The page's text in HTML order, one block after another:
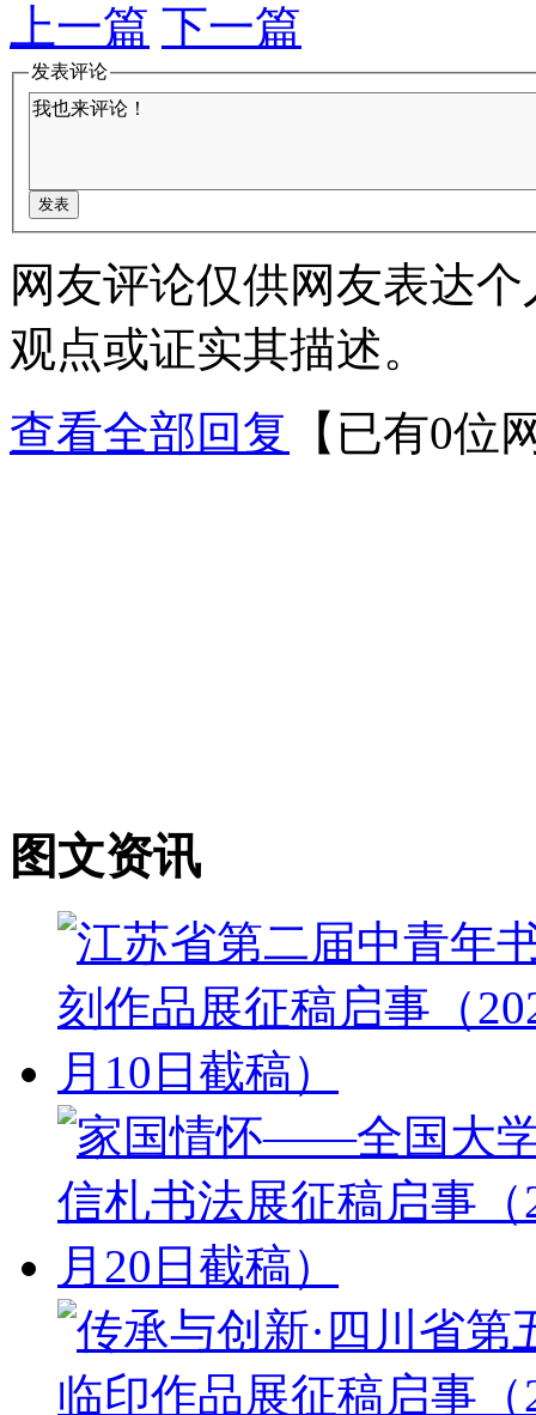
上一篇 下一篇
发表评论
网友评论仅供网友表达
观点或证实其描述。
查看全部回复
【已有0位
图文资讯